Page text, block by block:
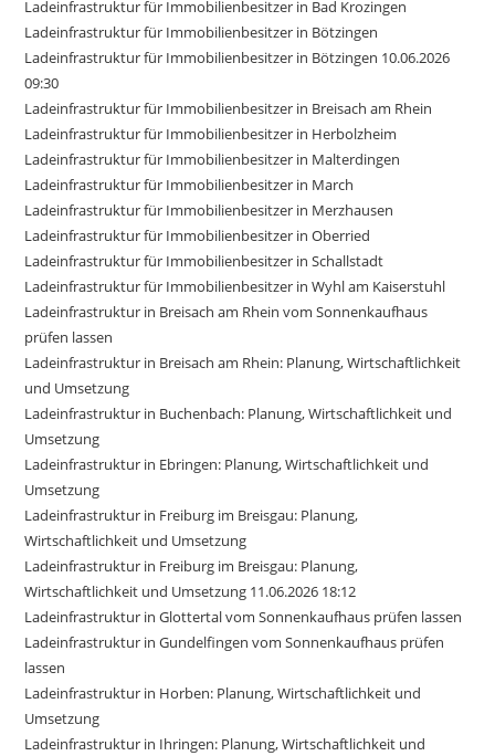
Ladeinfrastruktur für Immobilienbesitzer in Bad Krozingen
Ladeinfrastruktur für Immobilienbesitzer in Bötzingen
Ladeinfrastruktur für Immobilienbesitzer in Bötzingen 10.06.2026
09:30
Ladeinfrastruktur für Immobilienbesitzer in Breisach am Rhein
Ladeinfrastruktur für Immobilienbesitzer in Herbolzheim
Ladeinfrastruktur für Immobilienbesitzer in Malterdingen
Ladeinfrastruktur für Immobilienbesitzer in March
Ladeinfrastruktur für Immobilienbesitzer in Merzhausen
Ladeinfrastruktur für Immobilienbesitzer in Oberried
Ladeinfrastruktur für Immobilienbesitzer in Schallstadt
Ladeinfrastruktur für Immobilienbesitzer in Wyhl am Kaiserstuhl
Ladeinfrastruktur in Breisach am Rhein vom Sonnenkaufhaus
prüfen lassen
Ladeinfrastruktur in Breisach am Rhein: Planung, Wirtschaftlichkeit
und Umsetzung
Ladeinfrastruktur in Buchenbach: Planung, Wirtschaftlichkeit und
Umsetzung
Ladeinfrastruktur in Ebringen: Planung, Wirtschaftlichkeit und
Umsetzung
Ladeinfrastruktur in Freiburg im Breisgau: Planung,
Wirtschaftlichkeit und Umsetzung
Ladeinfrastruktur in Freiburg im Breisgau: Planung,
Wirtschaftlichkeit und Umsetzung 11.06.2026 18:12
Ladeinfrastruktur in Glottertal vom Sonnenkaufhaus prüfen lassen
Ladeinfrastruktur in Gundelfingen vom Sonnenkaufhaus prüfen
lassen
Ladeinfrastruktur in Horben: Planung, Wirtschaftlichkeit und
Umsetzung
Ladeinfrastruktur in Ihringen: Planung, Wirtschaftlichkeit und